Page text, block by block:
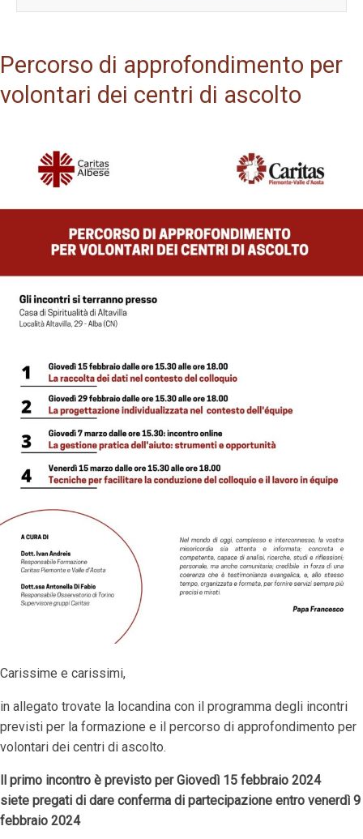
Percorso di approfondimento per
volontari dei centri di ascolto
Carissime e carissimi,
in allegato trovate la locandina con il programma degli incontri
previsti per la formazione e il percorso di approfondimento per
volontari dei centri di ascolto.
ll primo incontro è previsto per Giovedì 15 febbraio 2024
siete pregati di dare conferma di partecipazione entro venerdì 9
febbraio 2024